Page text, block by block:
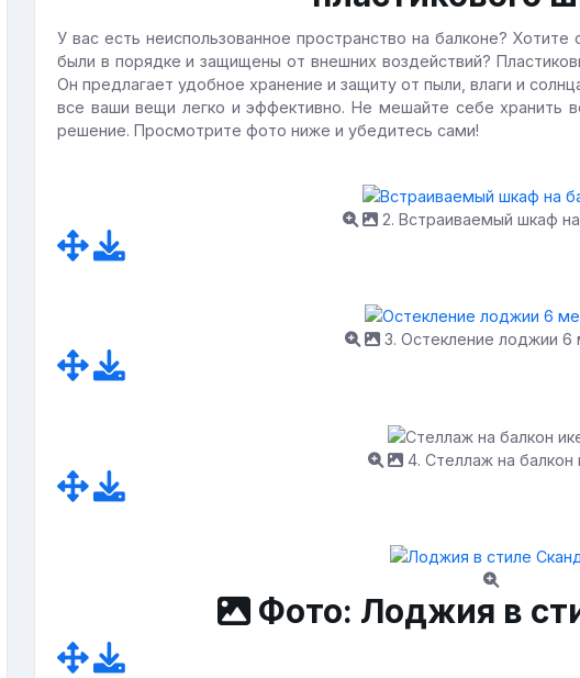
У вас есть неиспользованное пространство на балконе?
были в порядке и защищены от внешних воздействий?
Он предлагает удобное хранение и защиту от пыли, влаги и
все ваши вещи легко и эффективно. Не мешайте себе хранить
решение. Просмотрите фото ниже и убедитесь сами!
2. Встраиваемый шкаф
3. Остекление лоджии 6
4. Стеллаж на балкон
Фото: Лоджия в